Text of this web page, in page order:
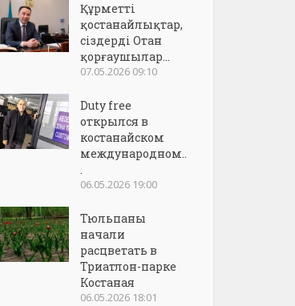
Құрметті
қостанайлықтар,
сіздерді Отан
қорғаушылар...
07.05.2026 09:10
Duty free
открылся в
костанайском
международном..
.
06.05.2026 19:00
Тюльпаны
начали
расцветать в
Триатлон-парке
Костаная
06.05.2026 18:01